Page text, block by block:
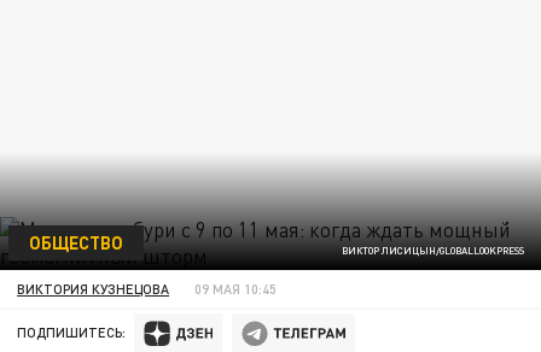
ВИКТОР ЛИСИЦЫН/GLOBALLOOKPRESS
ОБЩЕСТВО
ВИКТОРИЯ КУЗНЕЦОВА 09 МАЯ 10:45
ПОДПИШИТЕСЬ: